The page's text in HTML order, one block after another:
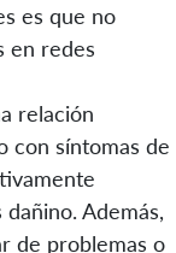
es que no
en redes
relación
con síntomas de
Además,
de problemas o